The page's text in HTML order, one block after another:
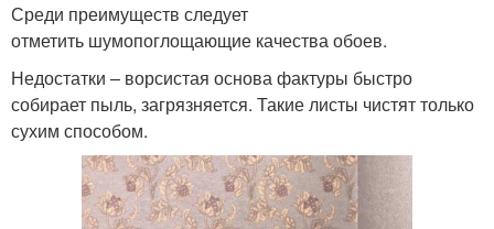
Среди преимуществ следует
отметить шумопоглощающие качества обоев.
Недостатки – ворсистая основа фактуры быстро
собирает пыль, загрязняется. Такие листы чистят только
сухим способом.